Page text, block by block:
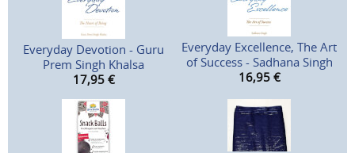
Everyday Devotion - Guru
Prem Singh Khalsa
17,95 €
Everyday Excellence, The Art
of Success - Sadhana Singh
16,95 €